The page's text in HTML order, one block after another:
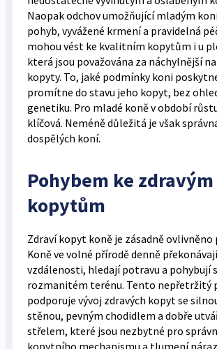
Naopak odchov umožňující mladým
pohyb, vyvážené krmení a pravidelná
mohou vést ke kvalitním kopytům i u
která jsou považována za náchylnější
kopyty. To, jaké podmínky koni
promítne do stavu jeho kopyt, bez
genetiku. Pro mladé koně v období
klíčová. Neméně důležitá je však
dospělých koní.
Pohybem ke zdravým
kopytům
Zdraví kopyt koně je zásadně ovlivněno
Koně ve volné přírodě denně
vzdálenosti, hledají potravu a pohybují
rozmanitém terénu. Tento nepřetržitý
podporuje vývoj zdravých kopyt se
stěnou, pevným chodidlem a dobře
střelem, které jsou nezbytné pro
kopytního mechanismu a tlumení